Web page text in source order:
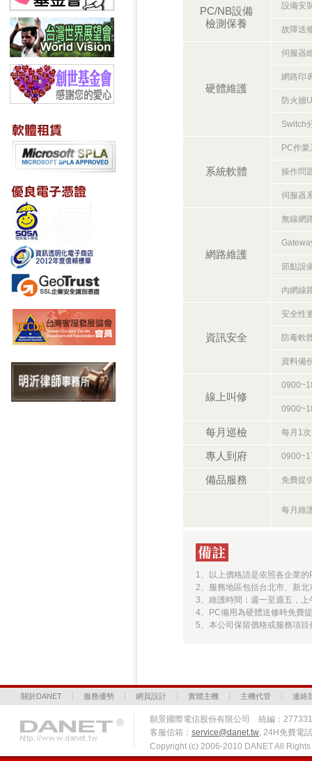
PC/NB設備
檢測保養
設備安
故障送
硬體維護
伺服器
網路印
防火牆
Switch
系統軟體
PC作
操作問
伺服器
網路維護
無線網
節點設
內網線
資訊安全
安全性
防毒軟
資料備
線上叫修
每月巡檢 每月1次
專人到府
備品服務 免費提
每月維
1、以上價格請是依照各企業
2、服務地區包括台北市、新北
3、維護時間：週一至週五，
4、PC備用為硬體送修時免費
5、本公司保留價格或服務項目
關於DANET 服務優勢 網頁設計 實體主機 主機代管 連絡
願景國際電信股份有限公司 統編：
客服信箱： service@danet.tw, 24H免費電
Copyright (c) 2006-2010 DANET All